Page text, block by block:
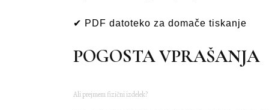
✔ PDF datoteko za domače tiskanje
POGOSTA VPRAŠANJA
Ali prejmem fizični izdelek?